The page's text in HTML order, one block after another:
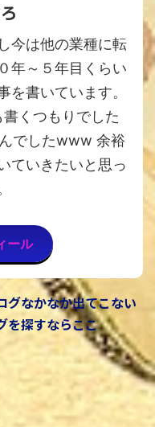
今は他の業種に転
年～５年目くらい
を書いています。
くつもりでした
でしたwww 余裕
ていきたいと思っ
ール
グなかなか出てこない
を探すならここ